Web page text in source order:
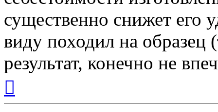
существенно снижет его
виду походил на образец
результат, конечно не
началу